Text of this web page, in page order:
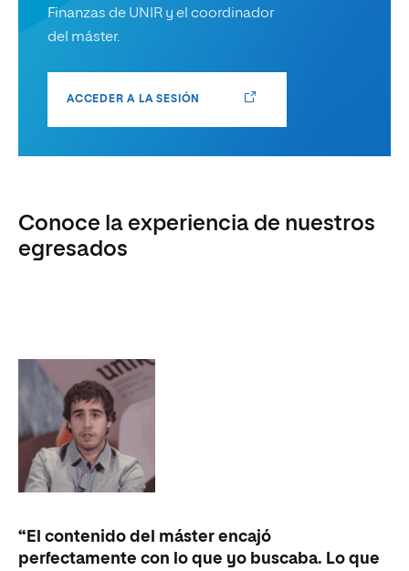
Finanzas de UNIR y el coordinador
del máster.
ACCEDER A LA SESIÓN
Conoce la experiencia de nuestros
egresados
“El contenido del máster encajó
perfectamente con lo que yo buscaba. Lo que